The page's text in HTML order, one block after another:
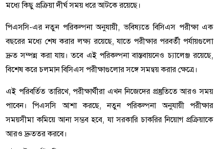
মধ্যে কিছু প্রক্রিয়া দীর্ঘ সময় ধরে আটকে রয়েছে।
পিএসসি-এর নতুন পরিকল্পনা অনুযায়ী, ভবিষ্যতে বিসিএস পরীক্ষা এক
বছরের মধ্যে শেষ করার লক্ষ্য রয়েছে, যাতে পরীক্ষার পরবর্তী পর্যায়গুলো
দ্রুত সম্পন্ন করা যায়। তবে এই পরিকল্পনা বাস্তবায়নেও চ্যালেঞ্জ রয়েছে,
বিশেষ করে চলমান বিসিএস পরীক্ষাগুলোর সঙ্গে সমন্বয় করার ক্ষেত্রে।
এই পরিবর্তিত তারিখে, পরীক্ষার্থীরা এখন নিজেদের প্রস্তুতিতে আরও সময়
পাবেন। পিএসসি আশা করছে, নতুন পরিকল্পনা অনুযায়ী পরীক্ষার
সময়সীমা কমিয়ে আনা সম্ভব হবে, যা সরকারি চাকরির নিয়োগ প্রক্রিয়াকে
আরও দ্রুততর করবে।